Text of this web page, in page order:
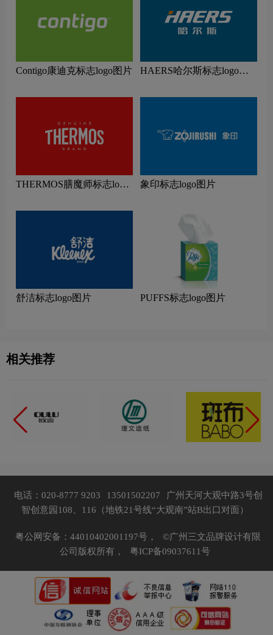
Contigo康迪克标志logo图片
HAERS哈尔斯标志logo图
THERMOS膳魔师标志logo
象印标志logo图片
舒洁标志logo图片 PUFFS标志logo图片
相关推荐
电话：020-8777 9203 13501502207
广州天河大观中路3号创
智创意园108、116（地铁21号线“大观南”站B出口对面）
粤公网安备：44010402001197号，
©广州三文品牌设计有限
公司版权所有，
粤ICP备09037611号